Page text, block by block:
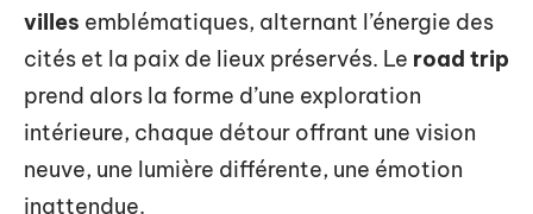
villes emblématiques, alternant l’énergie des
cités et la paix de lieux préservés. Le road trip
prend alors la forme d’une exploration
intérieure, chaque détour offrant une vision
neuve, une lumière différente, une émotion
inattendue.